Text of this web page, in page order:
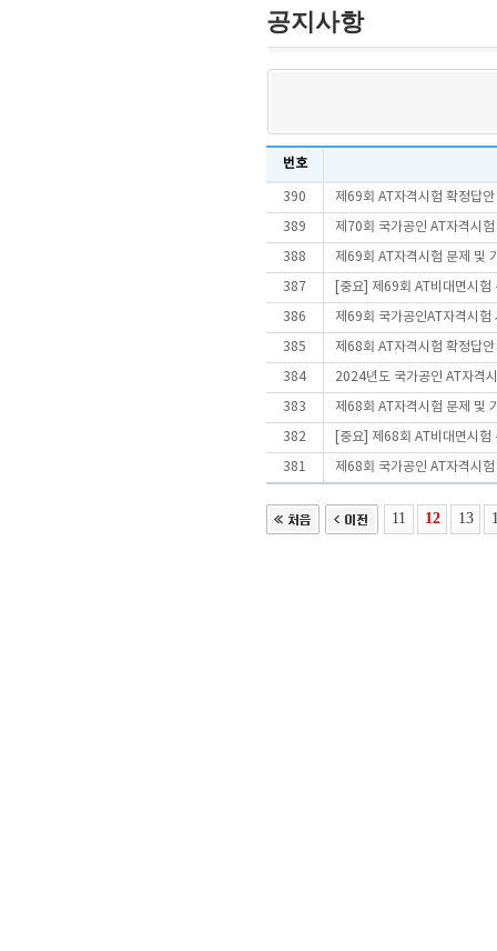
공지사항
번호
390 제69회 AT자격시험 확정답
389 제70회 국가공인 AT자격시
388 제69회 AT자격시험 문제 및
387 [중요] 제69회 AT비대면시험
386 제69회 국가공인AT자격시험
385 제68회 AT자격시험 확정답
384 2024년도 국가공인 AT자격
383 제68회 AT자격시험 문제 및
382 [중요] 제68회 AT비대면시험
381 제68회 국가공인 AT자격시
11 12 13